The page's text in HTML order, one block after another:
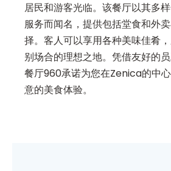
居民和游客光临。该餐厅以其多
服务而闻名，提供包括堂食和外
择。客人可以享用各种美味佳肴
别场合的理想之地。凭借友好的
餐厅960承诺为您在Zenica的中
意的美食体验。